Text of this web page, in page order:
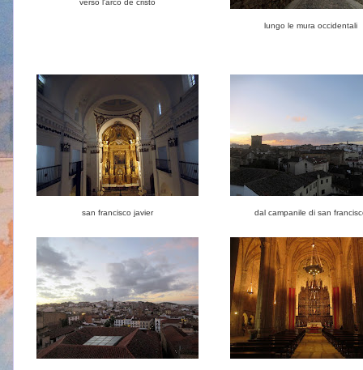
verso l'arco de cristo
lungo le mura occidentali
san francisco javier dal campanile di san